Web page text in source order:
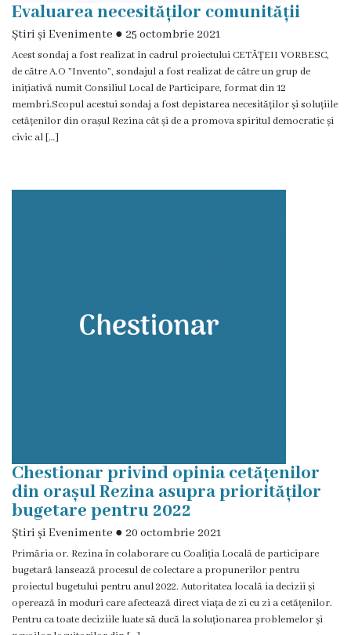
,,Andrieș”
Grădinița
nr.5
,,Bucuria”
,,Servicii
Î.M
,,
Piața
comercială
a
orașului
Evaluarea necesităților comunității
Știri și Evenimente ● 25 octombrie 2021
Acest sondaj a fost realizat în cadrul proiectului CETĂȚEII VORBESC,
de către A.O ”Invento”, sondajul a fost realizat de către un grup de
inițiativă numit Consiliul Local de Participare, format din 12
membri.Scopul acestui sondaj a fost depistarea necesităților și soluțiile
cetățenilor din orașul Rezina cât și de a promova spiritul democratic și
civic al […]
Chestionar privind opinia cetățenilor
din orașul Rezina asupra priorităților
bugetare pentru 2022
Știri și Evenimente ● 20 octombrie 2021
Primăria or. Rezina în colaborare cu Coaliția Locală de participare
bugetară lansează procesul de colectare a propunerilor pentru
proiectul bugetului pentru anul 2022. Autoritatea locală ia decizii și
operează în moduri care afectează direct viața de zi cu zi a cetățenilor.
Pentru ca toate deciziile luate să ducă la soluționarea problemelor și